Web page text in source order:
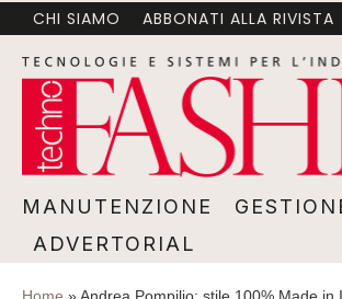
MANUTENZIONE
CHI SIAMO ABBONATI ALLA RIVISTA
MANUTENZIONE
ADVERTORIAL